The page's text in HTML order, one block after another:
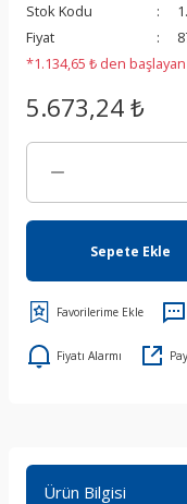
Stok Kodu
Fiyat
*1.134,65 ₺ den
5.673,24 ₺
Sepete Ekle
Fiyatı Alarmı
Ürün Bilgisi